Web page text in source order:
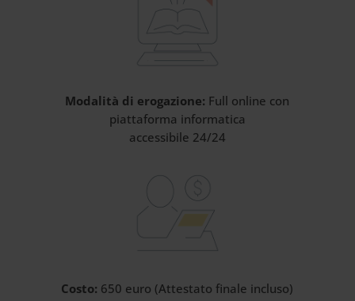
Modalità di erogazione: Full online con
piattaforma informatica
accessibile 24/24
Costo: 650 euro (Attestato finale incluso)